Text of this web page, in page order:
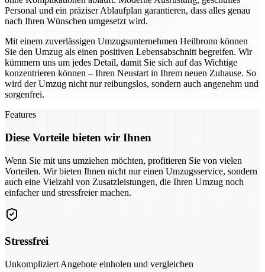
Personal und ein präziser Ablaufplan garantieren, dass alles genau
nach Ihren Wünschen umgesetzt wird.
Mit einem zuverlässigen Umzugsunternehmen Heilbronn können
Sie den Umzug als einen positiven Lebensabschnitt begreifen. Wir
kümmern uns um jedes Detail, damit Sie sich auf das Wichtige
konzentrieren können – Ihren Neustart in Ihrem neuen Zuhause. So
wird der Umzug nicht nur reibungslos, sondern auch angenehm und
sorgenfrei.
Features
Diese Vorteile bieten wir Ihnen
Wenn Sie mit uns umziehen möchten, profitieren Sie von vielen
Vorteilen. Wir bieten Ihnen nicht nur einen Umzugsservice, sondern
auch eine Vielzahl von Zusatzleistungen, die Ihren Umzug noch
einfacher und stressfreier machen.
Stressfrei
Unkompliziert Angebote einholen und vergleichen